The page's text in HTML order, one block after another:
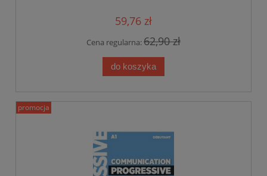
59,76 zł
Cena regularna:62,90 zł
do koszyka
promocja